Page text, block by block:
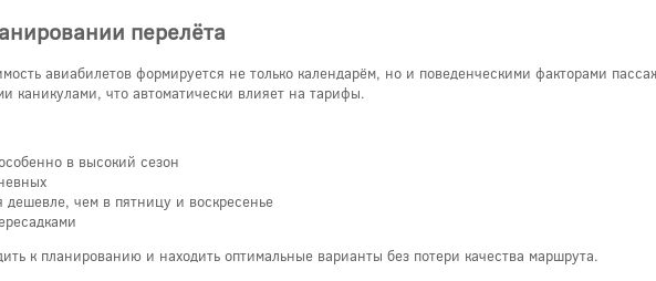
перелёта
авиабилетов формируется не только календарём, но и поведенческими факторами
каникулами, что автоматически влияет на тарифы.
в высокий сезон
дешевле, чем в пятницу и воскресенье
к планированию и находить оптимальные варианты без потери качества маршрута.